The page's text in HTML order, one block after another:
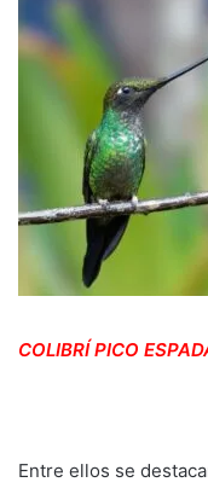
COLIBRÍ PICO
Entre ellos se